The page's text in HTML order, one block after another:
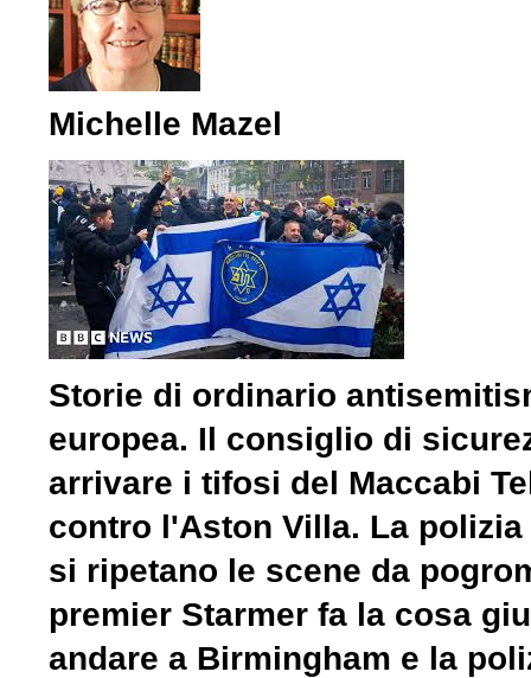
Michelle Mazel
Storie di ordinario
europea. Il consiglio di
arrivare i tifosi del Maccabi
contro l'Aston Villa. La
si ripetano le scene da
premier Starmer fa la cosa
andare a Birmingham e la